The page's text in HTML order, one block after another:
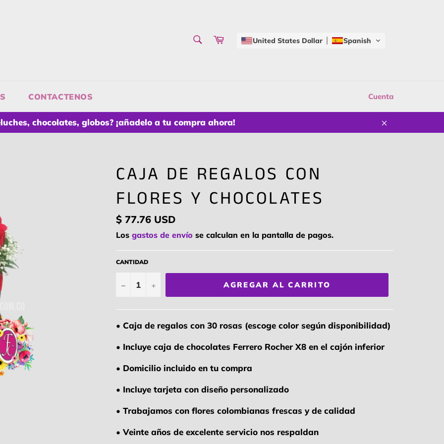
CarritoUnited States Dollar Spanish
CONTACTENOS Cuenta
chocolates, globos? ¡añadelo a tu compra ahora!
Cerrar
CAJA DE REGALOS CON
FLORES Y CHOCOLATES
Precio
habitual
$ 77.76 USD
Los gastos de envío se calculan en la pantalla de pagos.
CANTIDAD
− + AGREGAR AL CARRITO
• Caja de regalos con 30 rosas (escoge color según disponibilidad)
• Incluye caja de chocolates Ferrero Rocher X8 en el cajón inferior
• Domicilio incluido en tu compra
• Incluye tarjeta con diseño personalizado
• Trabajamos con flores colombianas frescas y de calidad
• Veinte años de excelente servicio nos respaldan